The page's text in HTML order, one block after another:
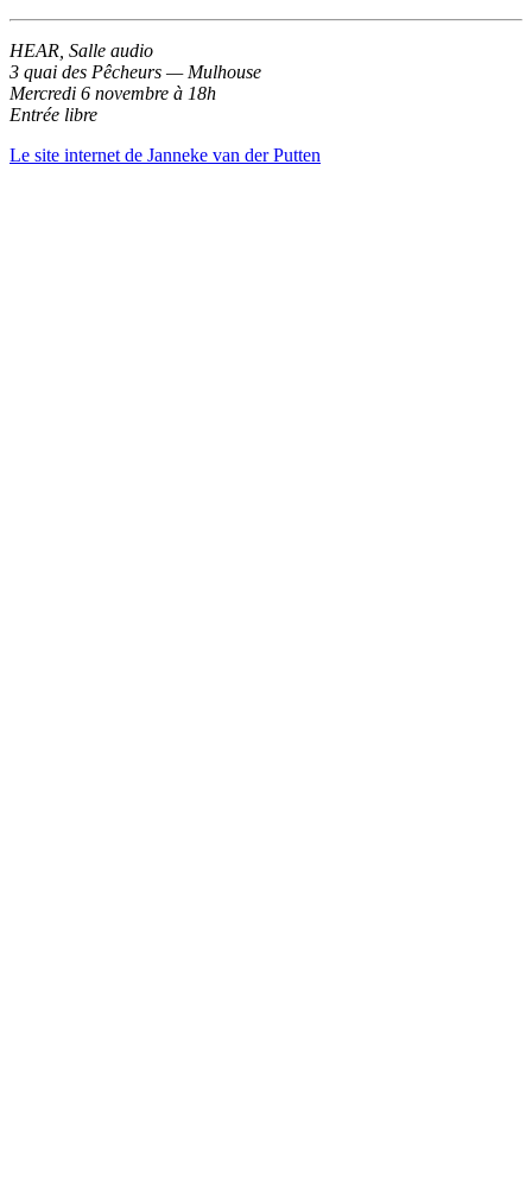
HEAR, Salle audio
3 quai des Pêcheurs — Mulhouse
Mercredi 6 novembre à 18h
Entrée libre
Le site internet de Janneke van der Putten